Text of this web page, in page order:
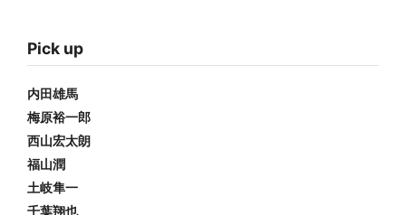
Pick up
内田雄馬
梅原裕一郎
西山宏太朗
福山潤
土岐隼一
千葉翔也